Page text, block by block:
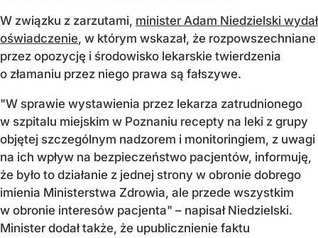
W związku z zarzutami, minister Adam Niedzielski wydał
oświadczenie, w którym wskazał, że rozpowszechniane
przez opozycję i środowisko lekarskie twierdzenia
o złamaniu przez niego prawa są fałszywe.
"W sprawie wystawienia przez lekarza zatrudnionego
w szpitalu miejskim w Poznaniu recepty na leki z grupy
objętej szczególnym nadzorem i monitoringiem, z uwagi
na ich wpływ na bezpieczeństwo pacjentów, informuję,
że było to działanie z jednej strony w obronie dobrego
imienia Ministerstwa Zdrowia, ale przede wszystkim
w obronie interesów pacjenta" – napisał Niedzielski.
Minister dodał także, że upublicznienie faktu